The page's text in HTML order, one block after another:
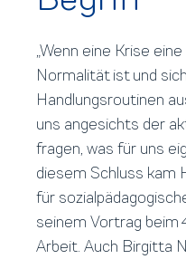
„Wenn eine Krise
Normalität ist und
Handlungsroutinen
uns angesichts der
fragen, was für uns
diesem Schluss kam
für
seinem Vortrag beim
Arbeit. Auch Birgitta